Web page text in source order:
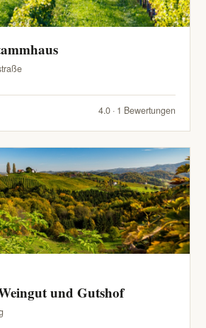
4.0 · 1 Bewertungen
und Gutshof